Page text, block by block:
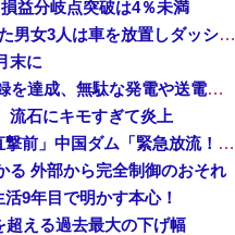
益分岐点突破は4％未満
【鹿児島】 突然右折し路面電車と衝突 乗っていた男女3人は車を放置しダッシュで逃走中
末に
日産e-power、無給油で1980km走行しギネス記録を達成、無駄な発電や送電ロスなくEVよりエコを証明
流石にキモすぎて炎上
中国「大洪水！」三峡ダム「大雨で増水（台風直撃前」中国ダム「緊急放流！」中国鉄道「列車が走行中に流される」中国避難所「支援物資は有料です」謎の勢力「え」→
る 外部から完全制御のおそれ
9年目で明かす本心！
超える過去最大の下げ幅